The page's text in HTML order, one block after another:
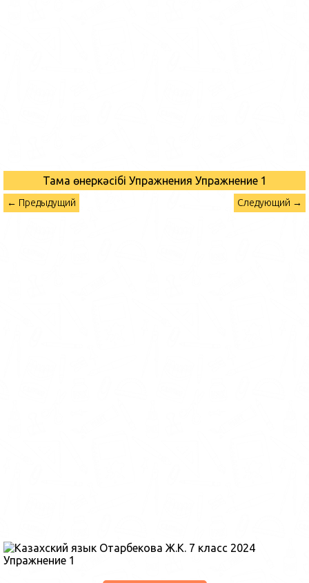
Тамақ өнеркәсібі Упражнения Упражнение 1
← Предыдущий Следующий →